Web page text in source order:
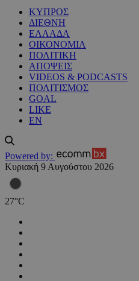
ΚΥΠΡΟΣ
ΔΙΕΘΝΗ
ΕΛΛΑΔΑ
ΟΙΚΟΝΟΜΙΑ
ΠΟΛΙΤΙΚΗ
ΑΠΟΨΕΙΣ
VIDEOS & PODCASTS
ΠΟΛΙΤΙΣΜΟΣ
GOAL
LIKE
EN
Powered by:
Κυριακή 9 Αυγούστου 2026
27°C